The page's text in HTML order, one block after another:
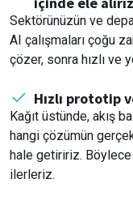
Sektörünüzün ve
AI çalışmaları çoğu
çözer, sonra hızlı ve
Hızlı prototip
Kağıt üstünde, akış
hangi çözümün
hale getiririz. Böylece
ilerleriz.